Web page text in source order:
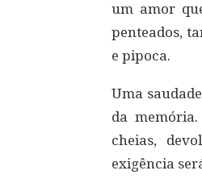
um amor
penteados,
e pipoca.
Uma
da
cheias,
exigência